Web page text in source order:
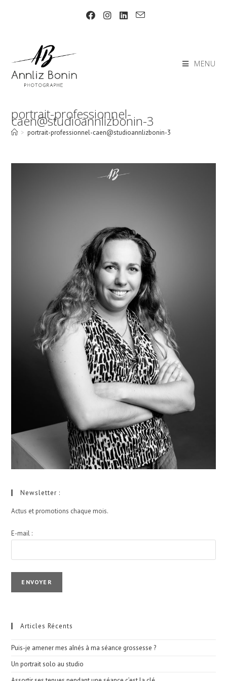
MENU
portrait-professionnel-
caen@studioannlizbonin-3
> portrait-professionnel-caen@studioannlizbonin-3
Newsletter :
Actus et promotions chaque mois.
E-mail :
Articles Récents
Puis-je amener mes aînés à ma séance grossesse ?
Un portrait solo au studio